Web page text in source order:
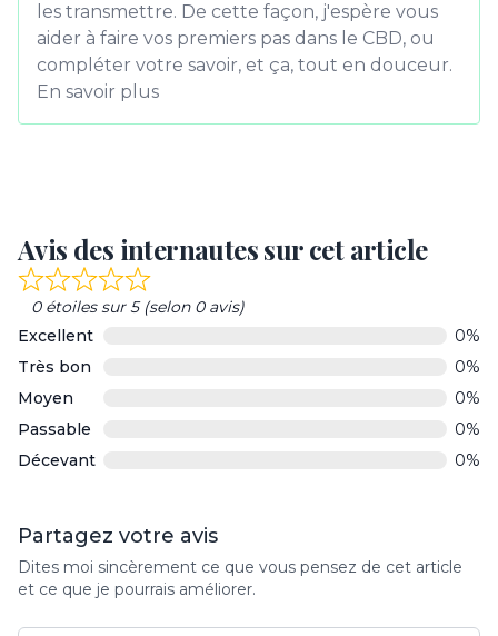
les transmettre. De cette façon, j'espère vous
aider à faire vos premiers pas dans le CBD, ou
compléter votre savoir, et ça, tout en douceur.
En savoir plus
Avis des internautes sur cet article
Rated
0
out
of
0 étoiles sur 5 (selon 0 avis)
Excellent
0%
Très bon
0%
Moyen
0%
Passable
0%
Décevant
0%
Partagez votre avis
Dites moi sincèrement ce que vous pensez de cet article
et ce que je pourrais améliorer.